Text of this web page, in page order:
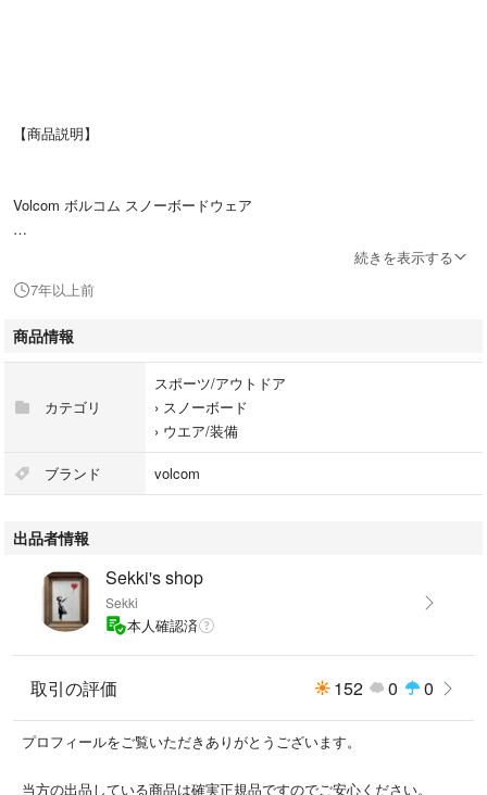
【商品説明】
Volcom ボルコム スノーボードウェア
防寒性に優れ、凝った造りでデザインも細かく、一目でかっこいい、
スノボウェア スキーウェア をお探しの方だけでなく
本格的に寒くなってきた後、
north face ノースフェイス や patagonia パタゴニア 、
columbia コロンビア など好きな方にもオススメです！
状態は全体的にはとても良いですが、
【カラー】
・カーキ オリーブ オレンジ
続きを表示する
7年以上前
商品情報
カテゴリ
スポーツ/アウトドア
› スノーボード
› ウエア/装備
ブランド volcom
出品者情報
Sekki's shop
Sekki
本人確認済
取引の評価 152 0 0
プロフィールをご覧いただきありがとうございます。
当方の出品している商品は確実正規品ですのでご安心ください。